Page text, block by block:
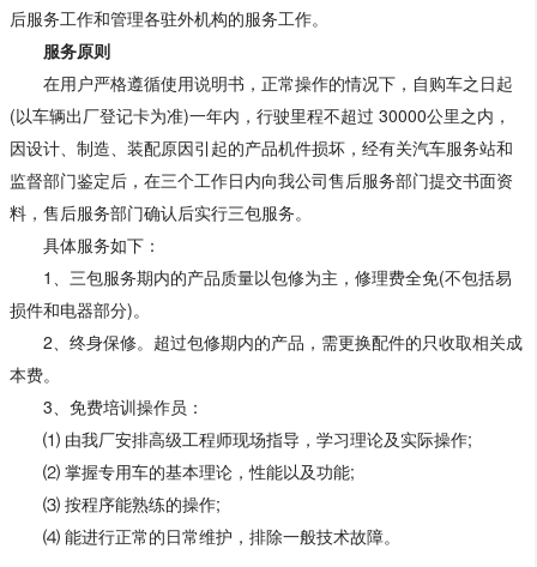
后服务工作和管理各驻外机构的服务工作。
服务原则
在用户严格遵循使用说明书，正常操作的情况下，自购车之日起
(以车辆出厂登记卡为准)一年内，行驶里程不超过 30000公里之内，
因设计、制造、装配原因引起的产品机件损坏，经有关汽车服务站和
监督部门鉴定后，在三个工作日内向我公司售后服务部门提交书面资
料，售后服务部门确认后实行三包服务。
具体服务如下：
1、三包服务期内的产品质量以包修为主，修理费全免(不包括易
损件和电器部分)。
2、终身保修。超过包修期内的产品，需更换配件的只收取相关成
本费。
3、免费培训操作员：
⑴ 由我厂安排高级工程师现场指导，学习理论及实际操作;
⑵ 掌握专用车的基本理论，性能以及功能;
⑶ 按程序能熟练的操作;
⑷ 能进行正常的日常维护，排除一般技术故障。